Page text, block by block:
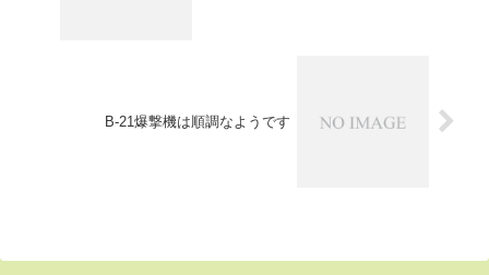
B-21爆撃機は順調なようです